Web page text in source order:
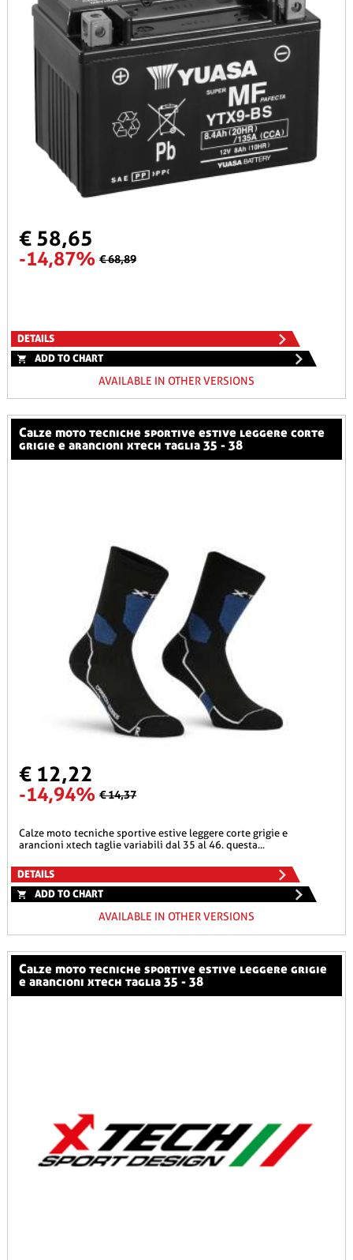
€ 58,65
-14,87% € 68,89
DETAILS
ADD TO CHART
AVAILABLE IN OTHER VERSIONS
calze moto tecniche sportive estive leggere corte
grigie e arancioni xtech taglia 35 - 38
€ 12,22
-14,94% € 14,37
calze moto tecniche sportive estive leggere corte grigie e
arancioni xtech taglie variabili dal 35 al 46. questa...
DETAILS
ADD TO CHART
AVAILABLE IN OTHER VERSIONS
calze moto tecniche sportive estive leggere grigie
e arancioni xtech taglia 35 - 38